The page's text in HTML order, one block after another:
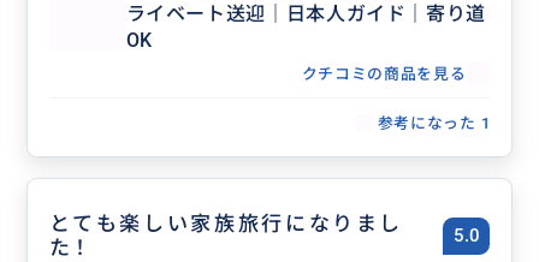
ライベート送迎｜日本人ガイド｜寄り道
OK
クチコミの商品を見る
参考になった 1
とても楽しい家族旅行になりまし
た！
5.0